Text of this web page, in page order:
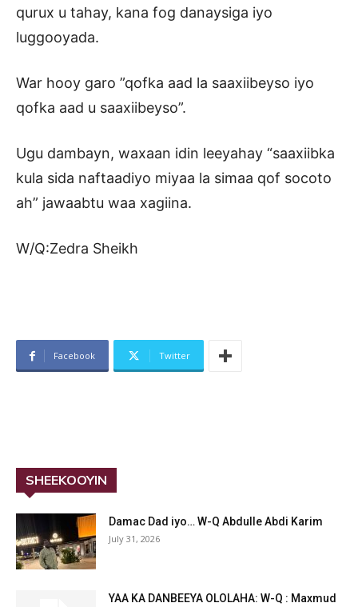
qurux u tahay, kana fog danaysiga iyo
luggooyada.
War hooy garo ”qofka aad la saaxiibeyso iyo
qofka aad u saaxiibeyso”.
Ugu dambayn, waxaan idin leeyahay “saaxiibka
kula sida naftaadiyo miyaa la simaa qof socoto
ah” jawaabtu waa xagiina.
W/Q:Zedra Sheikh
Facebook Twitter
SHEEKOOYIN
Damac Dad iyo… W-Q Abdulle Abdi Karim
July 31, 2026
YAA KA DANBEEYA OLOLAHA: W-Q : Maxmud